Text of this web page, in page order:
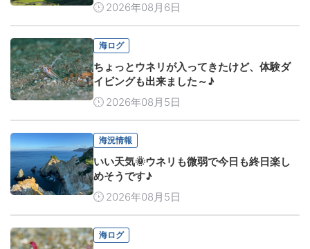
2026年08月6日
海ログ
ちょっとウネリが入ってきたけど、体験ダ
イビングも出来ました～♪
2026年08月5日
海況情報
いい天気🌞ウネリも微弱で今日も終日楽し
めそうです♪
2026年08月5日
海ログ